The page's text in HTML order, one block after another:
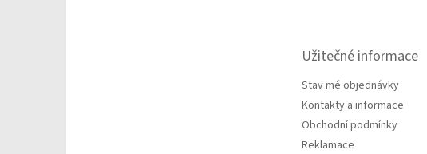
Užitečné informace
Stav mé objednávky
Kontakty a informace
Obchodní podmínky
Reklamace